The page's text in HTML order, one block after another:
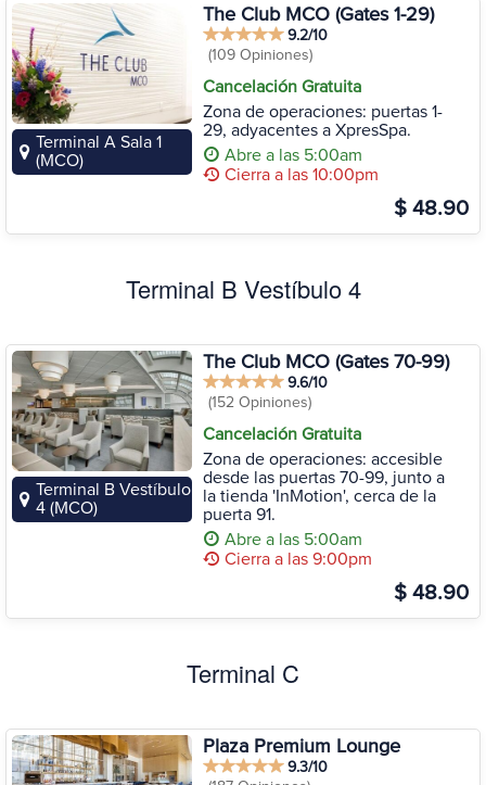
Terminal A Sala 1
(MCO)
The Club MCO (Gates 1-29)
9.2/10
(109 Opiniones)
Cancelación Gratuita
Zona de operaciones: puertas 1-
29, adyacentes a XpresSpa.
Abre a las 5:00am
Cierra a las 10:00pm
$ 48.90
Terminal B Vestíbulo 4
Terminal B Vestíbulo
4 (MCO)
The Club MCO (Gates 70-99)
9.6/10
(152 Opiniones)
Cancelación Gratuita
Zona de operaciones: accesible
desde las puertas 70-99, junto a
la tienda 'InMotion', cerca de la
puerta 91.
Abre a las 5:00am
Cierra a las 9:00pm
$ 48.90
Terminal C
Plaza Premium Lounge
9.3/10